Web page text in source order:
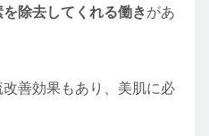
除去してくれる働きがあ
改善効果もあり、美肌に必